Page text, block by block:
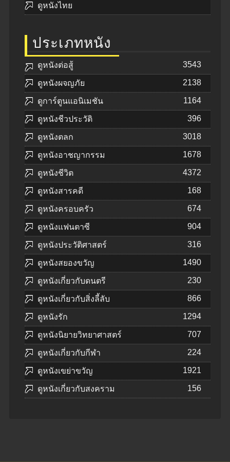
ดูหนังไทย
ประเภทหนัง
ดูหนังต่อสู้ 3543
ดูหนังผจญภัย 2138
ดูการ์ตูนแอนิเมชัน 1164
ดูหนังชีวประวัติ 396
ดูหนังตลก 3018
ดูหนังอาชญากรรม 1678
ดูหนังชีวิต 4372
ดูหนังสารคดี 168
ดูหนังครอบครัว 674
ดูหนังแฟนตาซี 904
ดูหนังประวัติศาสตร์ 316
ดูหนังสยองขวัญ 1490
ดูหนังเกี่ยวกับดนตรี 230
ดูหนังเกี่ยวกับสิ่งลี้ลับ 866
ดูหนังรัก 1294
ดูหนังนิยายวิทยาศาสตร์ 707
ดูหนังเกี่ยวกับกีฬา 224
ดูหนังเขย่าขวัญ 1921
ดูหนังเกี่ยวกับสงคราม 156